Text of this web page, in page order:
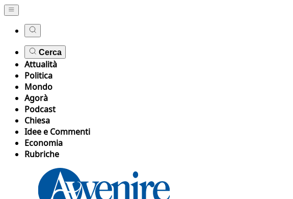
Cerca
Attualità
Politica
Mondo
Agorà
Podcast
Chiesa
Idee e Commenti
Economia
Rubriche